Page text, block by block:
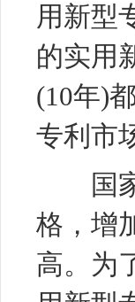
用新型
的实用
(10年)
专利市
国家
格，增
高。为